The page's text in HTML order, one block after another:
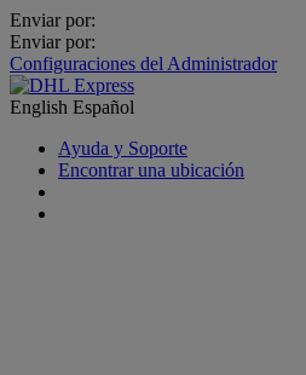
Enviar por:
Enviar por:
Configuraciones del Administrador
English Español
Ayuda y Soporte
Encontrar una ubicación